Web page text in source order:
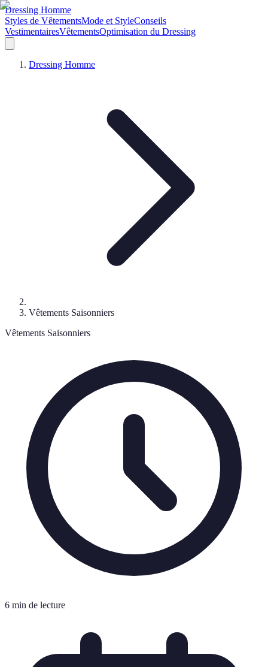
Dressing Homme
Styles de VêtementsMode et StyleConseils
VestimentairesVêtementsOptimisation du Dressing
Dressing Homme
Vêtements Saisonniers
Vêtements Saisonniers
6 min de lecture